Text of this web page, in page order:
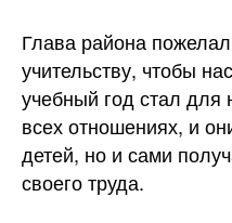
Глава района
учительству, чтобы
учебный год стал для
всех отношениях, и
детей, но и сами
своего труда.